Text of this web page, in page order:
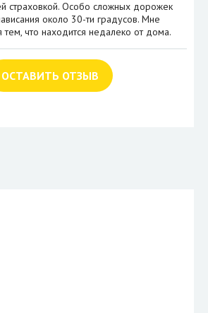
страховкой. Особо сложных дорожек
около 30-ти градусов. Мне
тем, что находится недалеко от дома.
ОСТАВИТЬ ОТЗЫВ